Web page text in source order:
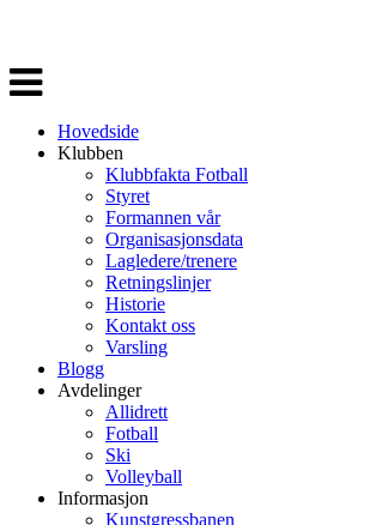
Veksle
navigasjon
Hovedside
Klubben
Klubbfakta Fotball
Styret
Formannen vår
Organisasjonsdata
Lagledere/trenere
Retningslinjer
Historie
Kontakt oss
Varsling
Blogg
Avdelinger
Allidrett
Fotball
Ski
Volleyball
Informasjon
Kunstgressbanen